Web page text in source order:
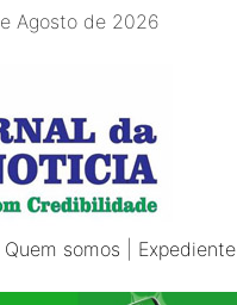
Agosto de 2026
Quem somos Expediente